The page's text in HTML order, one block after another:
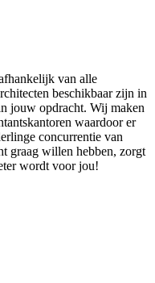
van alle
beschikbaar zijn in
jouw opdracht. Wij maken
waardoor er
concurrentie van
graag willen hebben, zorgt
wordt voor jou!